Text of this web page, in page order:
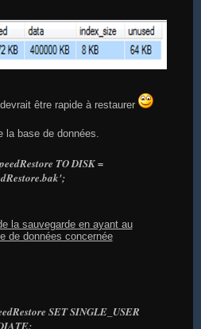
être rapide à restaurer
la base de données.
TO DISK =
la sauvegarde en ayant au
de données concernée
SET SINGLE_USER